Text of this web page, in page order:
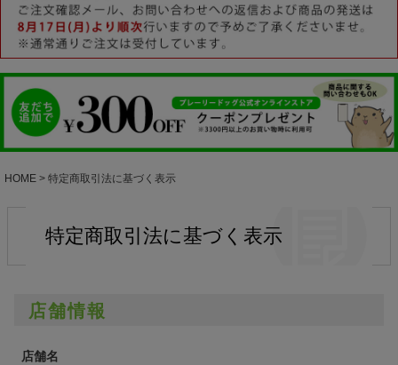
HOME 特定商取引法に基づく表示
特定商取引法に基づく表示
店舗情報
店舗名